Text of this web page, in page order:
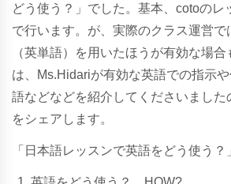
どう使う？」でした。 基本、cotoのレ
で行います。が、実際のクラス運営で
（英単語）を用いたほうが有効な場
は、Ms.Hidariが有効な英語での指示
語などなどを紹介してくださいました
をシェアします。
「日本語レッスンで英語をどう使う？